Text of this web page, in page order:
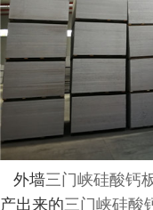
外墙三门峡硅酸钙
产出来的三门峡硅酸